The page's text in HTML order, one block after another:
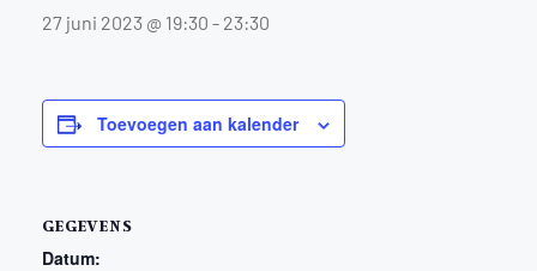
27 juni 2023 @ 19:30 - 23:30
Toevoegen aan kalender
GEGEVENS
Datum: